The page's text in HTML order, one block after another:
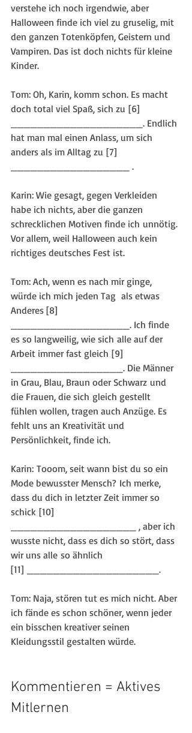
verstehe ich noch irgendwie, aber
Halloween finde ich viel zu gruselig, mit
den ganzen Totenköpfen, Geistern und
Vampiren. Das ist doch nichts für kleine
Kinder.
Tom: Oh, Karin, komm schon. Es macht
doch total viel Spaß, sich zu [6]
____________________. ​Endlich
hat man mal einen Anlass, um sich
anders als im Alltag zu [7]
__________________ .
Karin: Wie gesagt, gegen Verkleiden
habe ich nichts, aber die ganzen
schrecklichen Motiven finde ich unnötig.
Vor allem, weil Halloween auch kein
richtiges deutsches Fest ist.
Tom: Ach, wenn es nach mir ginge,
würde ich mich jeden Tag  als etwas
Anderes [8]
__________________. Ich finde
es so langweilig, wie sich alle auf der
Arbeit immer fast gleich [9]
_________________. Die Männer
in Grau, Blau, Braun oder Schwarz und
die Frauen, die sich gleich gestellt
fühlen wollen, tragen auch Anzüge. Es
fehlt uns an Kreativität und
Persönlichkeit, finde ich.
Karin: Tooom, seit wann bist du so ein
Mode bewusster Mensch? Ich merke,
dass du dich in letzter Zeit immer so
schick [10]
___________________ , aber ich
wusste nicht, dass es dich so stört, dass
wir uns alle so ähnlich
[11] ____________________.
Tom: Naja, stören tut es mich nicht. Aber
ich fände es schon schöner, wenn jeder
ein bisschen kreativer seinen
Kleidungsstil gestalten würde.
Kommentieren = Aktives
Mitlernen